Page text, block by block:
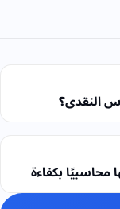
النقدي؟
محاسبيًا بكفاءة